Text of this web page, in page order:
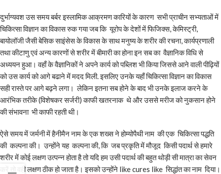
दुर्भाग्यवश उस समय बर्बर इस्लामिक आक्रमण कारियों के कारण सभी प्राचीन सभ्यताओं में
चिकित्सा विज्ञान का विकास रुक गया जब कि यूरोप के देशों में फिजिक्स, केमिस्ट्री,
बायोलॉजी जैसी बेसिक साइंसेस के विकास के साथ मनुष्य के शरीर की रचना, कार्यप्रणाली
तथा कीटाणु एवं अन्य कारणों से शरीर में बीमारी का होना इन सब का वैज्ञानिक विधि से
अध्ययन हुआ। वहाँ के वैज्ञानिकों ने अपने कार्य को पब्लिश भी किया जिससे आने वाली पीढ़ियों
को उस कार्य को आगे बढाने में मदद मिली. इसलिए उनके यहाँ चिकित्सा विज्ञान का विकास
सही रास्ते पर आगे बढ़ने लगा। लेकिन इतना सब होने के बाद भी उनके इलाज करने के
आरंभिक तरीके (विशेषकर सर्जरी) काफी खतरनाक थे और उससे मरीज को नुकसान होने
की संभावना भी काफी रहती थी।
ऐसे समय में जर्मनी में हैनीमैन नाम के एक शख्स ने होम्योपैथी नाम की एक चिकित्सा पद्धति
की कल्पना की। उन्होंने यह कल्पना की, कि जब प्रकृति में मौजूद किसी पदार्थ से हमारे
शरीर में कोई लक्षण उत्पन्न होता है तो यदि हम उसी पदार्थ की बहुत थोड़ी सी मात्रा का सेवन
करें तो वही लक्षण ठीक हो जाता है। इसको उन्होंने like cures like सिद्धांत का नाम दिया।